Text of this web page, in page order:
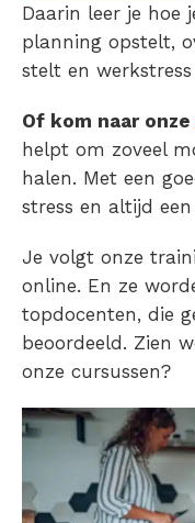
Daarin leer je hoe
planning opstelt,
stelt en
Of kom naar onze
helpt om zoveel
halen. Met een
stress en altijd
Je volgt onze
online. En ze
topdocenten, die
beoordeeld. Zien
onze cursussen?